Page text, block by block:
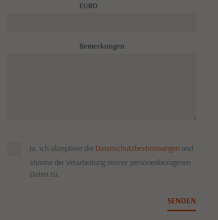
EURO
Bemerkungen
Ja, ich akzeptiere die Datenschutzbestimmungen und
stimme der Verarbeitung meiner personenbezogenen
Daten zu.